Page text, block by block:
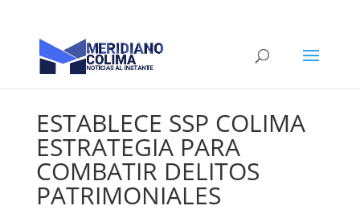
ESTABLECE SSP COLIMA
ESTRATEGIA PARA
COMBATIR DELITOS
PATRIMONIALES